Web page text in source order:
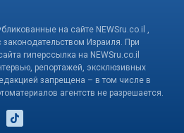
на сайте NEWSru.co.il ,
законодательством Израиля. При
гиперссылка на NEWSru.co.il
репортажей, эксклюзивных
запрещена – в том числе в
агентств не разрешается.